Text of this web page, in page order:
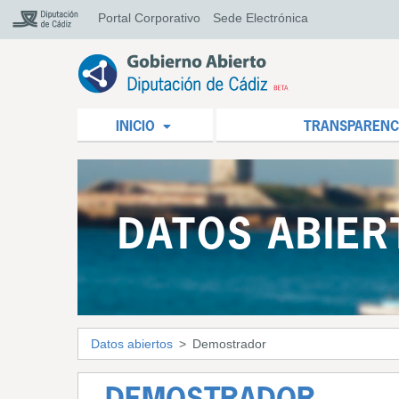
Portal Corporativo Sede Electrónica
INICIO
DATOS
Datos abiertos Demostrador